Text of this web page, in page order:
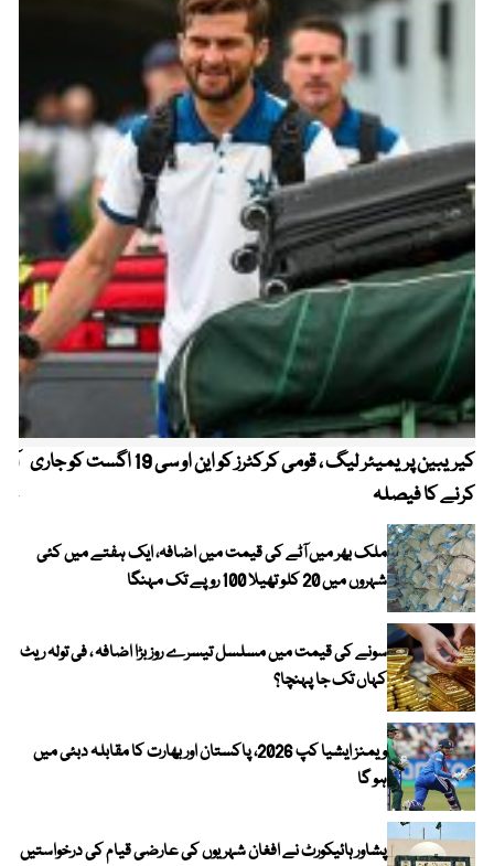
کیریبین پریمیئر لیگ ، قومی کرکٹرز کو این او سی 19 اگست کو جاری
کرنے کا فیصلہ
ملک بھر میں آٹے کی قیمت میں اضافہ، ایک ہفتے میں کئی
شہروں میں 20 کلو تھیلا 100 روپے تک مہنگا
سونے کی قیمت میں مسلسل تیسرے روز بڑا اضافہ ، فی تولہ ریٹ
کہاں تک جا پہنچا؟
ویمنز ایشیا کپ 2026، پاکستان اور بھارت کا مقابلہ دبئی میں
ہو گا
پشاور ہائیکورٹ نے افغان شہریوں کی عارضی قیام کی درخواستیں